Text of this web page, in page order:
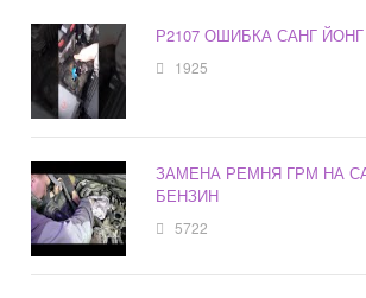
Р2107 ОШИБКА САНГ
1925
ЗАМЕНА РЕМНЯ ГРМ НА
БЕНЗИН
5722